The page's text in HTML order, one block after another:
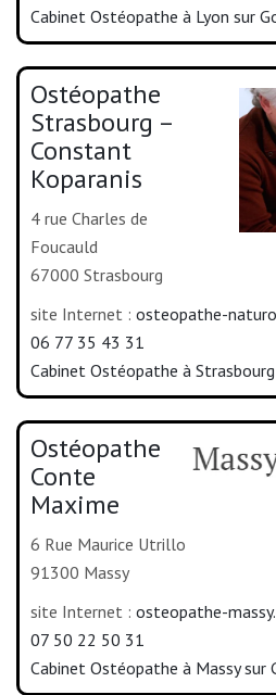
Cabinet Ostéopathe à Lyon sur
Ostéopathe
Strasbourg –
Constant
Koparanis
4 rue Charles de
Foucauld
67000 Strasbourg
site Internet : osteopathe-
06 77 35 43 31
Cabinet Ostéopathe à
Ostéopathe
Conte
Maxime
6 Rue Maurice Utrillo
91300 Massy
site Internet : osteopathe-
07 50 22 50 31
Cabinet Ostéopathe à Massy sur